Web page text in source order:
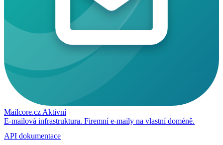
Mailcore.cz Aktivní
E-mailová infrastruktura. Firemní e-maily na vlastní doméně.
API dokumentace